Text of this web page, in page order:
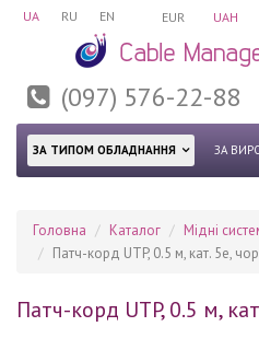
UA RU EN EUR UAH
(097) 576-22-88
ЗА ТИПОМ ОБЛАДНАННЯ ЗА
Головна Каталог Мідні
Патч-корд UTP, 0.5 м, кат. 5e,
Патч-корд UTP, 0.5 м,